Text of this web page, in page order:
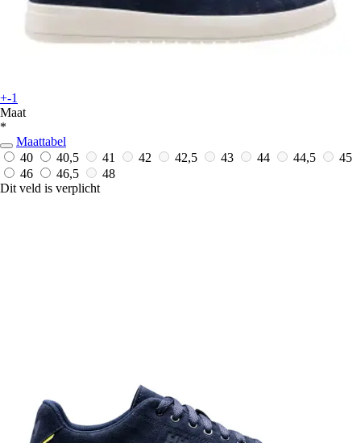
+-1
Maat
*
Maattabel
40
40,5 41 42 42,5 43 44 44,5
45
46
46,5
48
Dit veld is verplicht